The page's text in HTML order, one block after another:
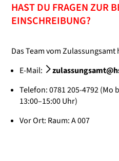
HAST DU FRAGEN ZUR
EINSCHREIBUNG?
Das Team vom
E-Mail:
Telefon: 0781 205-4792 (Mo
13:00–15:00 Uhr)
Vor Ort: Raum: A 007